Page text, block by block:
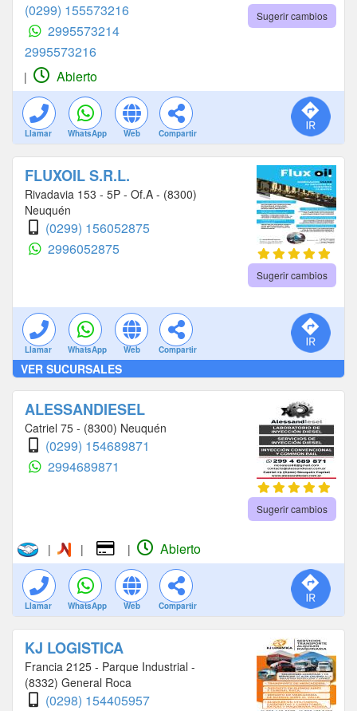
(0299) 155573216
2995573214
2995573216
Sugerir cambios
| Abierto
Llamar WhatsApp Web Compartir
FLUXOIL S.R.L.
Rivadavia 153 - 5P - Of.A - (8300)
Neuquén
(0299) 156052875
2996052875
Sugerir cambios
Llamar WhatsApp Web Compartir
VER SUCURSALES
ALESSANDIESEL
Catriel 75 - (8300) Neuquén
(0299) 154689871
2994689871
Sugerir cambios
| | | Abierto
Llamar WhatsApp Web Compartir
KJ LOGISTICA
Francia 2125 - Parque Industrial -
(8332) General Roca
(0298) 154405957